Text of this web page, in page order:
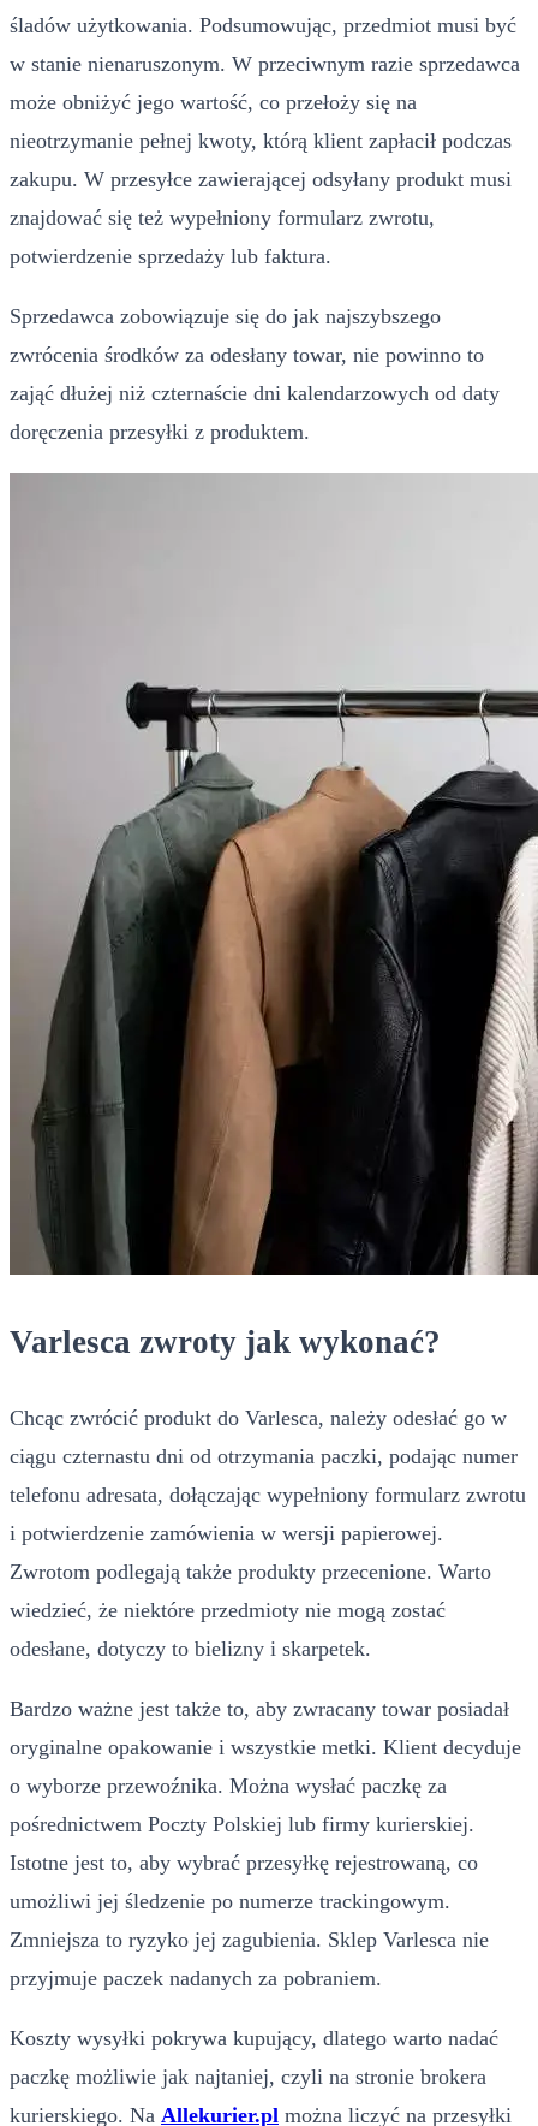
śladów użytkowania. Podsumowując, przedmiot musi być
w stanie nienaruszonym. W przeciwnym razie sprzedawca
może obniżyć jego wartość, co przełoży się na
nieotrzymanie pełnej kwoty, którą klient zapłacił podczas
zakupu. W przesyłce zawierającej odsyłany produkt musi
znajdować się też wypełniony formularz zwrotu,
potwierdzenie sprzedaży lub faktura.
Sprzedawca zobowiązuje się do jak najszybszego
zwrócenia środków za odesłany towar, nie powinno to
zająć dłużej niż czternaście dni kalendarzowych od daty
doręczenia przesyłki z produktem.
Varlesca zwroty jak wykonać?
Chcąc zwrócić produkt do Varlesca, należy odesłać go w
ciągu czternastu dni od otrzymania paczki, podając numer
telefonu adresata, dołączając wypełniony formularz zwrotu
i potwierdzenie zamówienia w wersji papierowej.
Zwrotom podlegają także produkty przecenione. Warto
wiedzieć, że niektóre przedmioty nie mogą zostać
odesłane, dotyczy to bielizny i skarpetek.
Bardzo ważne jest także to, aby zwracany towar posiadał
oryginalne opakowanie i wszystkie metki. Klient decyduje
o wyborze przewoźnika. Można wysłać paczkę za
pośrednictwem Poczty Polskiej lub firmy kurierskiej.
Istotne jest to, aby wybrać przesyłkę rejestrowaną, co
umożliwi jej śledzenie po numerze trackingowym.
Zmniejsza to ryzyko jej zagubienia. Sklep Varlesca nie
przyjmuje paczek nadanych za pobraniem.
Koszty wysyłki pokrywa kupujący, dlatego warto nadać
paczkę możliwie jak najtaniej, czyli na stronie brokera
kurierskiego. Na Allekurier.pl można liczyć na przesyłki